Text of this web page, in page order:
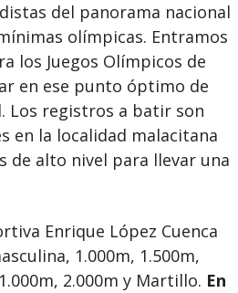
del panorama nacional
olímpicas. Entramos
los Juegos Olímpicos de
en ese punto óptimo de
Los registros a batir son
en la localidad malacitana
de alto nivel para llevar una
Enrique López Cuenca
1.000m, 1.500m,
2.000m y Martillo. En